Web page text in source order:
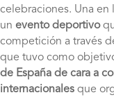
celebraciones. Una
un evento deportivo
competición a través
que tuvo como
de España de cara a
internacionales que